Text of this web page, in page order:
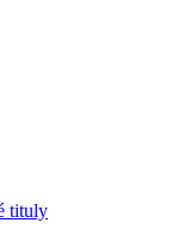
tituly